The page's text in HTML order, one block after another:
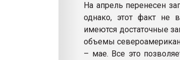
На апрель перенесен
однако, этот факт не
имеются достаточные
объемы
– мае. Все это